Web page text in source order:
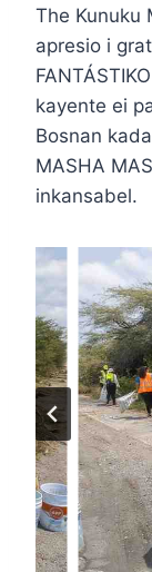
The Kunuku
apresio i
kayente ei
Bosnan
MASHA
inkansabel.